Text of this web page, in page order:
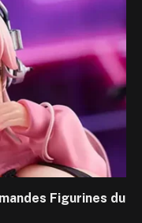
Figurines du